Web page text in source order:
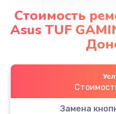
Стоимость
Asus TUF
Замена